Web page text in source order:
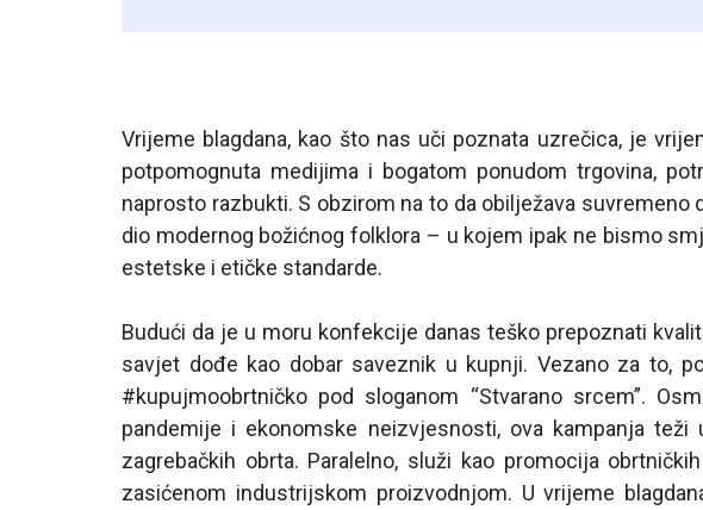
Vrijeme blagdana, kao što nas uči poznata uzrečica, je
potpomognuta medijima i bogatom ponudom trgovina,
naprosto razbukti. S obzirom na to da obilježava suvremeno
dio modernog božićnog folklora – u kojem ipak ne bismo
estetske i etičke standarde.
Budući da je u moru konfekcije danas teško prepoznati
savjet dođe kao dobar saveznik u kupnji. Vezano za to,
#kupujmoobrtničko pod sloganom “Stvarano srcem”.
pandemije i ekonomske neizvjesnosti, ova kampanja teži
zagrebačkih obrta. Paralelno, služi kao promocija
zasićenom industrijskom proizvodnjom. U vrijeme